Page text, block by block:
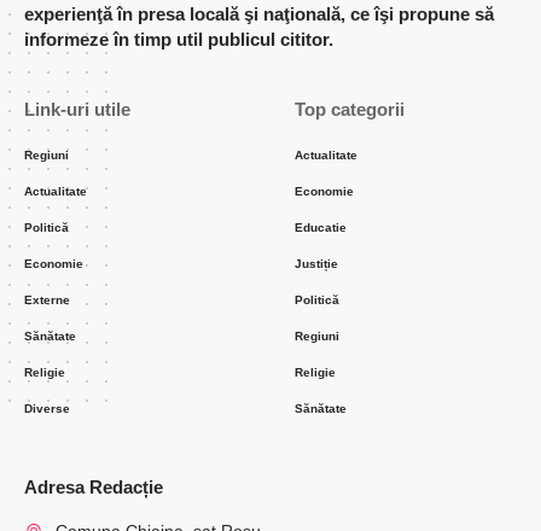
experienţă în presa locală şi naţională, ce îşi propune să
informeze în timp util publicul cititor.
Link-uri utile
Regiuni
Actualitate
Politică
Economie
Externe
Sănătate
Religie
Diverse
Top categorii
Actualitate
Economie
Educatie
Justiție
Politică
Regiuni
Religie
Sănătate
Adresa Redacție